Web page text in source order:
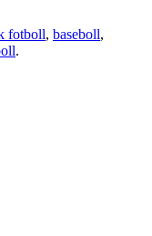
fotboll, baseboll,
.